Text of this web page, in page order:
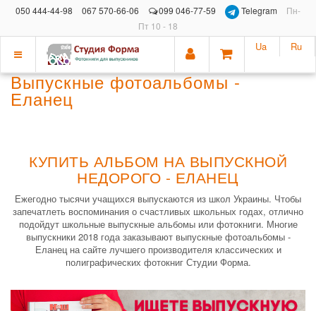
050 444-44-98 067 570-66-06 099 046-77-59 Telegram
Пн-
Пт 10 - 18
Показать
меню
Ua Ru
Выпускные фотоальбомы -
Еланец
КУПИТЬ АЛЬБОМ НА ВЫПУСКНОЙ
НЕДОРОГО - ЕЛАНЕЦ
Ежегодно тысячи учащихся выпускаются из школ Украины. Чтобы
запечатлеть воспоминания о счастливых школьных годах, отлично
подойдут школьные выпускные альбомы или фотокниги. Многие
выпускники 2018 года заказывают выпускные фотоальбомы -
Еланец на сайте лучшего производителя классических и
полиграфических фотокниг Студии Форма.